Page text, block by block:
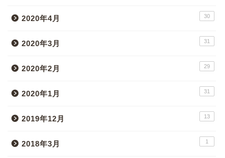
2020年4月 30
2020年3月 31
2020年2月 29
2020年1月 31
2019年12月 13
2018年3月 1